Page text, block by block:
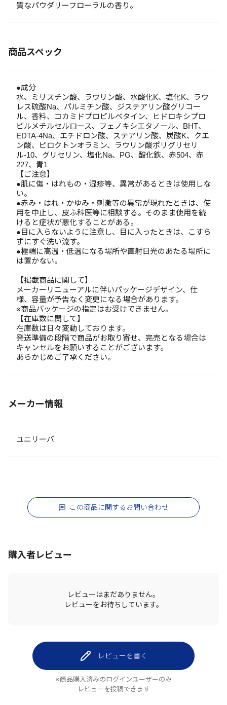
質なパウダリーフローラルの香り。
商品スペック
●成分
水、ミリスチン酸、ラウリン酸、水酸化K、塩化K、ラウ
レス硫酸Na、パルミチン酸、ジステアリン酸グリコー
ル、香料、コカミドプロピルベタイン、ヒドロキシプロ
ピルメチルセルロース、フェノキシエタノール、BHT、
EDTA-4Na、エチドロン酸、ステアリン酸、炭酸K、クエ
ン酸、ピロクトンオラミン、ラウリン酸ポリグリセリ
ル-10、グリセリン、塩化Na、PG、酸化鉄、赤504、赤
227、青1
【ご注意】
●肌に傷・はれもの・湿疹等、異常があるときは使用しな
い。
●赤み・はれ・かゆみ・刺激等の異常が現れたときは、使
用を中止し、皮ふ科医等に相談する。そのまま使用を続
けると症状が悪化することがある。
●目に入らないように注意し、目に入ったときは、こすら
ずにすぐ洗い流す。
●極端に高温・低温になる場所や直射日光のあたる場所に
は置かない。
【掲載商品に関して】
メーカーリニューアルに伴いパッケージデザイン、仕
様、容量が予告なく変更になる場合があります。
※商品パッケージの指定はお受けできません。
【在庫数に関して】
在庫数は日々変動しております。
発送準備の段階で商品がお取り寄せ、完売となる場合は
キャンセルをお願いすることがございます。
あらかじめご了承ください。
メーカー情報
ユニリーバ
この商品に関するお問い合わせ
購入者レビュー
レビューはまだありません。
レビューをお待ちしています。
レビューを書く
※商品購入済みのログインユーザーのみ
レビューを投稿できます